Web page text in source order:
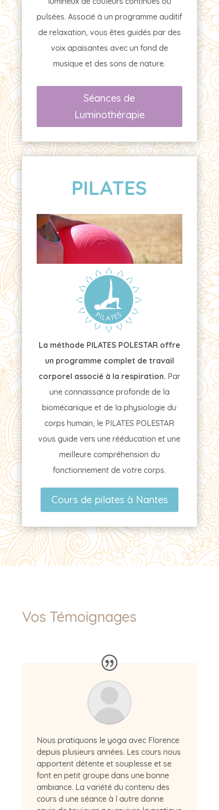
pulsées. Associé à un programme auditif
de relaxation, vous êtes guidés par des
voix apaisantes avec un fond de
musique et des sons de nature.
Séances de
Luminothérapie
PILATES
La méthode PILATES POLESTAR offre
un programme complet de travail
corporel associé à la respiration. Par
une connaissance profonde de la
biomécanique et de la physiologie du
corps humain, le PILATES POLESTAR
vous guide vers une rééducation et une
meilleure compréhension du
fonctionnement de votre corps.
Cours de pilates à Nantes
Vos Témoignages
Nous pratiquons le yoga avec Florence
depuis plusieurs années. Les cours nous
apportent détente et souplesse et se
font en petit groupe dans une bonne
ambiance. La variété du contenu des
cours d une séance à l autre donne